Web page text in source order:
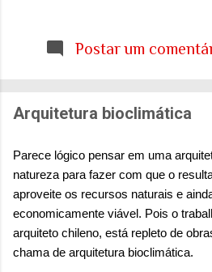
visão (e experiência) das
acadêmicos e
entender mais sobre a
Patrícia Galvão em
Locomotiva, divulgada em
mostrou um dado alarmante:
brasileiras sentem medo de
quando se deslocam pela
pesquisa aponta que 71% das
Postar um
Arquitetura bioclimática
Parece lógico pensar em uma
natureza para fazer com que o
aproveite os recursos naturais e
economicamente viável. Pois o
arquiteto chileno, está repleto de
chama de arquitetura bioclimática.